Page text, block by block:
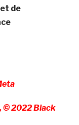
de
© 2022 Black